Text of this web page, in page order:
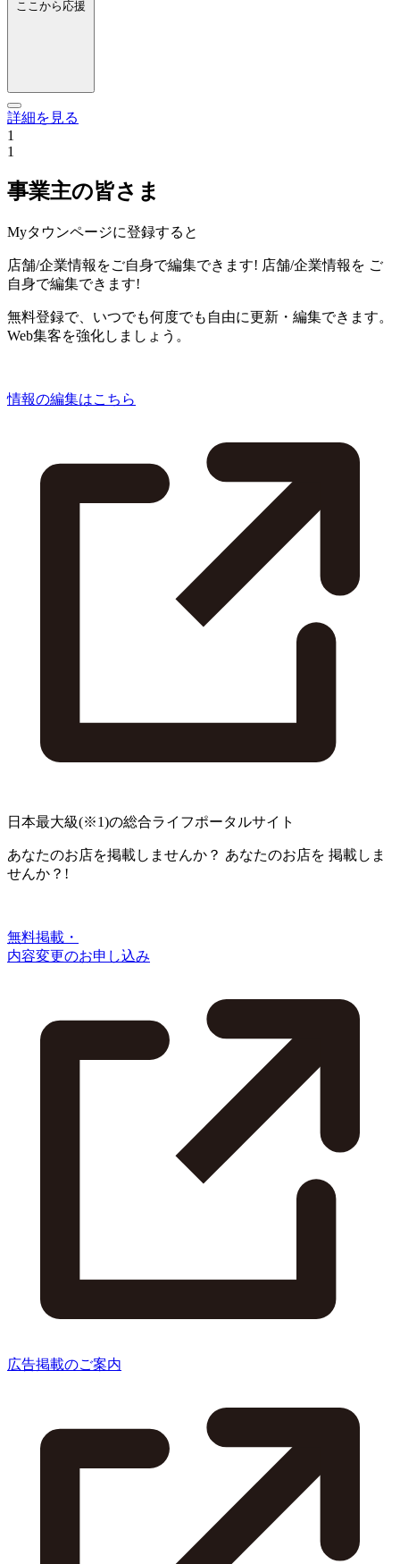
ここから応援
詳細を見る
1
1
事業主の皆さま
Myタウンページに登録すると
店舗/企業情報をご自身で編集できます! 店舗/企業情報を ご
自身で編集できます!
無料登録で、いつでも何度でも自由に更新・編集できます。
Web集客を強化しましょう。
情報の編集はこちら
日本最大級(※1)の総合ライフポータルサイト
あなたのお店を掲載しませんか？ あなたのお店を 掲載しま
せんか？!
無料掲載・
内容変更のお申し込み
広告掲載のご案内